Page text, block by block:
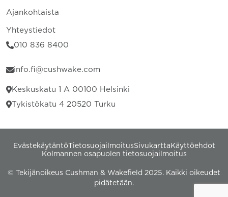
Ajankohtaista
Yhteystiedot
010 836 8400
info.fi@cushwake.com
Keskuskatu 1 A 00100 Helsinki
Tykistökatu 4 20520 Turku
EvästekäytäntöTietosuojailmoitusSivukartta Käyttöehdot
Kolmannen osapuolen tietosuojailmoitus
© Tekijänoikeus Cushman & Wakefield 2025. Kaikki oikeudet
pidätetään.